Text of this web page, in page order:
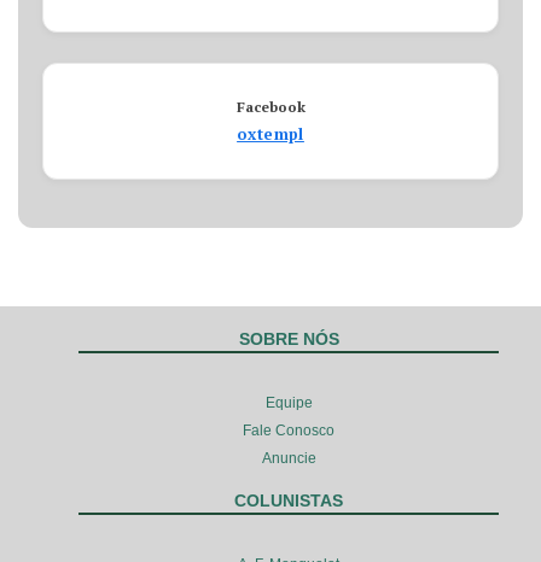
Facebook
oxtempl
SOBRE NÓS
Equipe
Fale Conosco
Anuncie
COLUNISTAS